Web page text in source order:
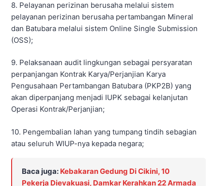
8. Pelayanan perizinan berusaha melalui sistem
pelayanan perizinan berusaha pertambangan Mineral
dan Batubara melalui sistem Online Single Submission
(OSS);
9. Pelaksanaan audit lingkungan sebagai persyaratan
perpanjangan Kontrak Karya/Perjanjian Karya
Pengusahaan Pertambangan Batubara (PKP2B) yang
akan diperpanjang menjadi IUPK sebagai kelanjutan
Operasi Kontrak/Perjanjian;
10. Pengembalian lahan yang tumpang tindih sebagian
atau seluruh WIUP-nya kepada negara;
Baca juga: Kebakaran Gedung Di Cikini, 10
Pekerja Dievakuasi, Damkar Kerahkan 22 Armada